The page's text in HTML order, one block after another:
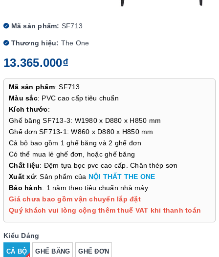
Mã sản phẩm: SF713
Thương hiệu: The One
13.365.000₫
Mã sản phẩm: SF713
Màu sắc: PVC cao cấp tiêu chuẩn
Kích thước:
Ghế băng SF713-3: W1980 x D880 x H850 mm
Ghế đơn SF713-1: W860 x D880 x H850 mm
Cả bộ bao gồm 1 ghế băng và 2 ghế đơn
Có thể mua lẻ ghế đơn, hoặc ghế băng
Chất liệu: Đệm tựa bọc pvc cao cấp. Chân thép sơn
Xuất xứ: Sản phẩm của NỘI THẤT THE ONE
Bảo hành: 1 năm theo tiêu chuẩn nhà máy
Giá chưa bao gồm vận chuyển lắp đặt
Quý khách vui lòng cộng thêm thuế VAT khi thanh toán
Kiểu Dáng
CẢ BỘ GHẾ BĂNG GHẾ ĐƠN